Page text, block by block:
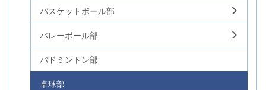
バスケットボール部
バレーボール部
バドミントン部
卓球部